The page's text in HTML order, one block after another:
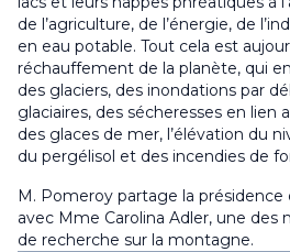
de l’agriculture, de l’énergie, de
en eau potable. Tout cela est
réchauffement de la planète, qui
des glaciers, des inondations par
glaciaires, des sécheresses en lien
des glaces de mer, l’élévation du
du pergélisol et des incendies de
M. Pomeroy partage la
avec Mme Carolina Adler, une des
de recherche sur la montagne.